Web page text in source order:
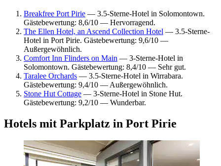
Breakfree Port Pirie — 3.5-Sterne-Hotel in Solomontown.
Gästebewertung: 8,6/10 — Hervorragend.
The Ellen Hotel, an Ascend Collection Hotel — 3.5-Sterne-
Hotel in Port Pirie. Gästebewertung: 9,6/10 —
Außergewöhnlich.
Comfort Inn Flinders on Main — 3-Sterne-Hotel in
Solomontown. Gästebewertung: 8,4/10 — Sehr gut.
Taralee Orchards — 3.5-Sterne-Hotel in Wirrabara.
Gästebewertung: 9,4/10 — Außergewöhnlich.
Stone Hut Cottage — 3-Sterne-Hotel in Stone Hut.
Gästebewertung: 9,2/10 — Wunderbar.
Hotels mit Parkplatz in Port Pirie